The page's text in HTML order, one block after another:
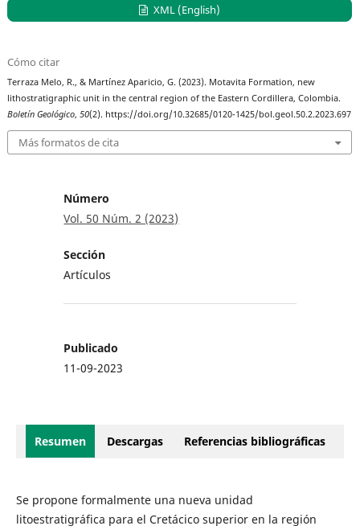
XML (English)
Cómo citar
Terraza Melo, R., & Martínez Aparicio, G. (2023). Motavita Formation, new
lithostratigraphic unit in the central region of the Eastern Cordillera, Colombia.
Boletín Geológico,50(2). https://doi.org/10.32685/0120-1425/bol.geol.50.2.2023.697
Más formatos de cita
Número
Vol. 50 Núm. 2 (2023)
Sección
Artículos
Publicado
11-09-2023
Resumen Descargas Referencias bibliográficas
Se propone formalmente una nueva unidad
litoestratigráfica para el Cretácico superior en la región